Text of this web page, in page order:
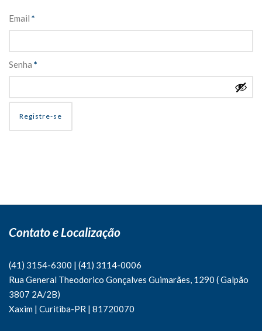
Email *
Senha *
Registre-se
Contato e Localização
(41) 3154-6300 | (41) 3114-0006
Rua General Theodorico Gonçalves Guimarães, 1290 ( Galpão
3807 2A/2B)
Xaxim | Curitiba-PR | 81720070